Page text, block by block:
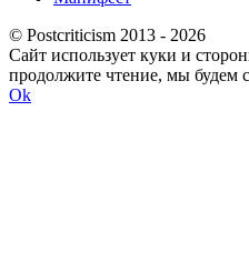
© Postcriticism 2013 - 2026
Сайт использует куки и
продолжите чтение, мы будем
Ok